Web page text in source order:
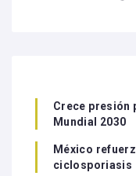
Crece presión
Mundial 2030
México
ciclosporiasis